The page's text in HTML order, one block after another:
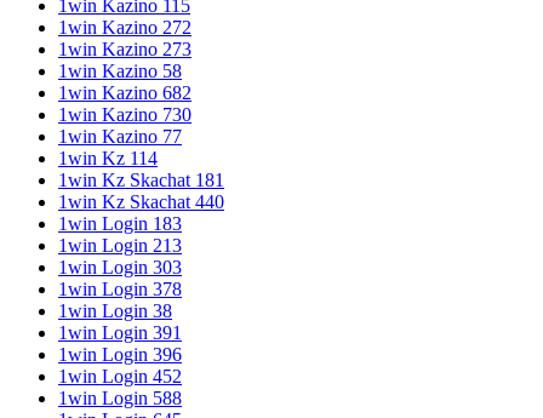
1win Kazino 115
1win Kazino 272
1win Kazino 273
1win Kazino 58
1win Kazino 682
1win Kazino 730
1win Kazino 77
1win Kz 114
1win Kz Skachat 181
1win Kz Skachat 440
1win Login 183
1win Login 213
1win Login 303
1win Login 378
1win Login 38
1win Login 391
1win Login 396
1win Login 452
1win Login 588